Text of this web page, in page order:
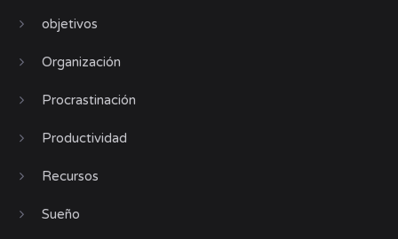
objetivos
Organización
Procrastinación
Productividad
Recursos
Sueño